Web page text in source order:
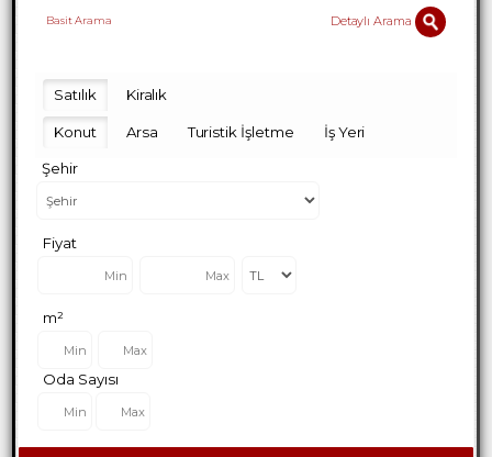
Basit Arama Detaylı Arama
Satılık Kiralık
Konut Arsa Turistik İşletme İş Yeri
Şehir
Fiyat
m²
Oda Sayısı